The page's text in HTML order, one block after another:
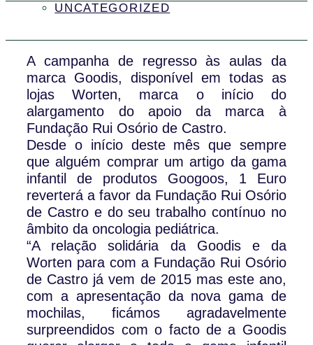
UNCATEGORIZED
A campanha de regresso às aulas da
marca Goodis, disponível em todas as
lojas Worten, marca o início do
alargamento do apoio da marca à
Fundação Rui Osório de Castro.
Desde o início deste mês que sempre
que alguém comprar um artigo da gama
infantil de produtos Googoos, 1 Euro
reverterá a favor da Fundação Rui Osório
de Castro e do seu trabalho contínuo no
âmbito da oncologia pediátrica.
“A relação solidária da Goodis e da
Worten para com a Fundação Rui Osório
de Castro já vem de 2015 mas este ano,
com a apresentação da nova gama de
mochilas, ficámos agradavelmente
surpreendidos com o facto de a Goodis